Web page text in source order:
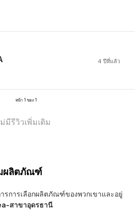
4 ปีที่แล้ว
หน้า 1 ของ 1
มีรีวิวเพิ่มเติม
ผลิตภัณฑ์
รการเลือกผลิตภัณฑ์ของพวกเขาและอยู่
สาขาอุดรธานี